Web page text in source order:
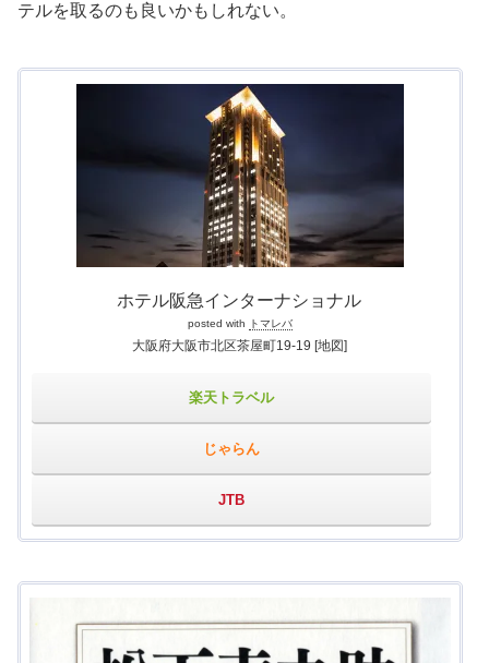
テルを取るのも良いかもしれない。
ホテル阪急インターナショナル
posted with トマレバ
大阪府大阪市北区茶屋町19-19 [地図]
楽天トラベル
じゃらん
JTB